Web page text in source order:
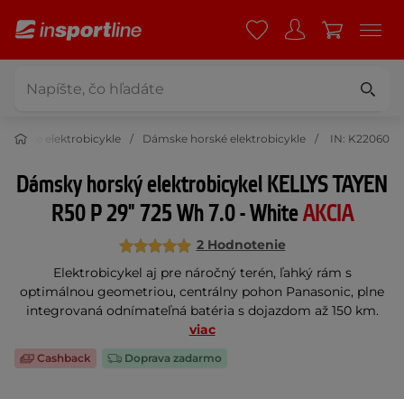
Horské elektrobicykle Dámske horské elektrobicykle IN: K22060
Dámsky horský elektrobicykel KELLYS TAYEN
R50 P 29" 725 Wh 7.0 - WhiteAKCIA
2 Hodnotenie
Elektrobicykel aj pre náročný terén, ľahký rám s
optimálnou geometriou, centrálny pohon Panasonic, plne
integrovaná odnímateľná batéria s dojazdom až 150 km.
viac
Cashback Doprava zadarmo